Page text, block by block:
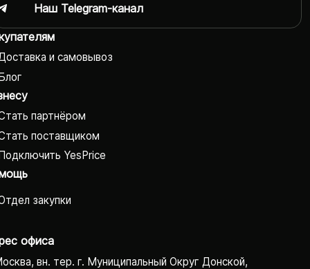
и самовывоз
партнёром
поставщиком
YesPrice
закупки
офиса
вн. тер. г. Муниципальный Округ Донской,
Наш Telegram-канал